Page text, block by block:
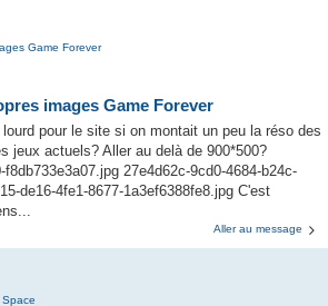
Game Forever
images Game Forever
pour le site si on montait un peu la réso des
jeux actuels? Aller au delà de 900*500?
f8db733e3a07.jpg 27e4d62c-9cd0-4684-b24c-
de16-4fe1-8677-1a3ef6388fe8.jpg C'est
Aller au message